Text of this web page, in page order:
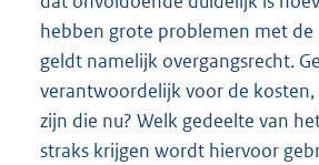
hebben grote problemen met de
geldt namelijk overgangsrecht.
verantwoordelijk voor de
zijn die nu? Welk gedeelte van
straks krijgen wordt hiervoor